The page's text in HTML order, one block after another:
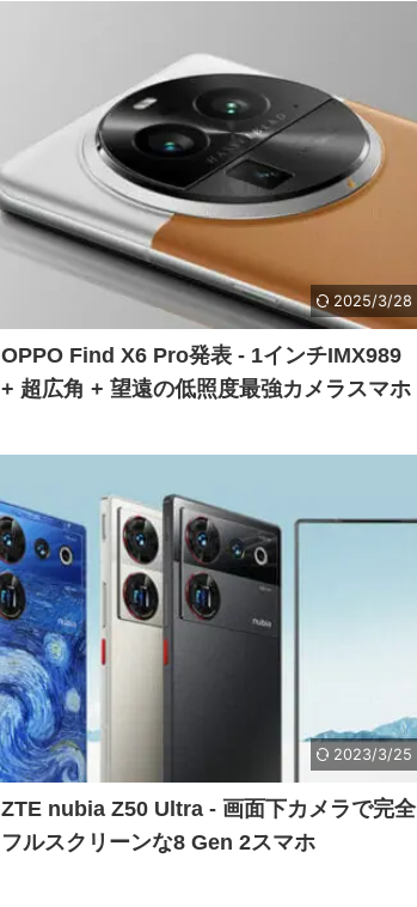
2025/3/28
OPPO Find X6 Pro発表 - 1インチIMX989
+ 超広角 + 望遠の低照度最強カメラスマホ
2023/3/25
ZTE nubia Z50 Ultra - 画面下カメラで完全
フルスクリーンな8 Gen 2スマホ